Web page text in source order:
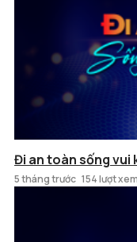
Đi an toàn sống vui
5 tháng trước 154 lượt xem